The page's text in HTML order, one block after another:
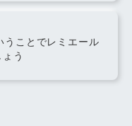
うことでレミエール
う